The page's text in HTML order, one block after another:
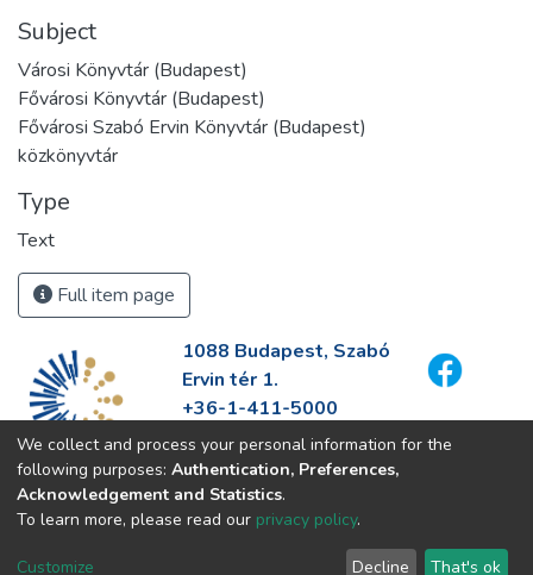
Subject
Városi Könyvtár (Budapest)
Fővárosi Könyvtár (Budapest)
Fővárosi Szabó Ervin Könyvtár (Budapest)
közkönyvtár
Type
Text
Full item page
1088 Budapest, Szabó
Ervin tér 1.
+36-1-411-5000
info@fszek.hu
https://fszek.hu
We collect and process your personal information for the
following purposes: Authentication, Preferences,
Acknowledgement and Statistics.
To learn more, please read our privacy policy.
Customize Decline That's ok